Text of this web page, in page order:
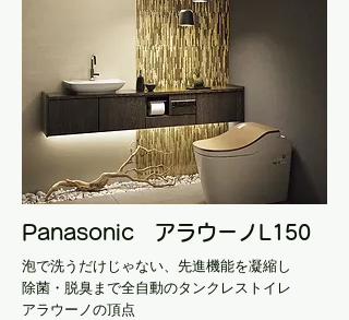
Panasonic アラウーノL150
泡で洗うだけじゃない、先進機能を凝縮し
除菌・脱臭まで全自動のタンクレストイレ
アラウーノの頂点